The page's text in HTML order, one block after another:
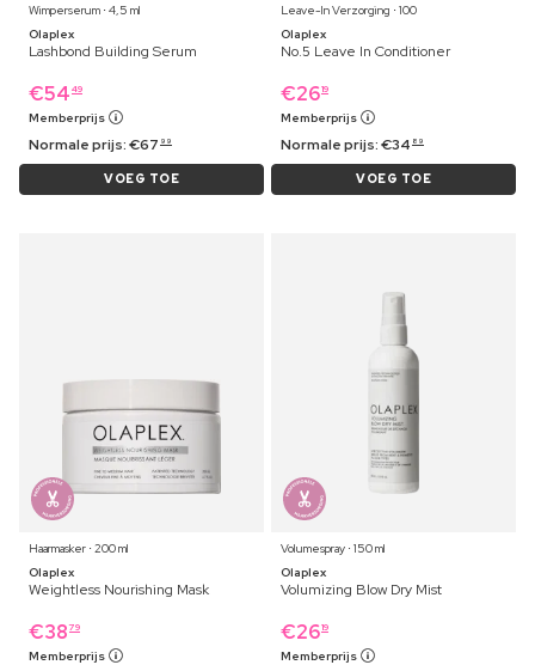
Wimperserum ⋅ 4,5 ml
Olaplex
Lashbond Building Serum
€54 49
Memberprijs
Normale prijs:€67 99
VOEG TOE
Leave-In Verzorging ⋅ 100
Olaplex
No.5 Leave In Conditioner
€2619
Memberprijs
Normale prijs:€34 89
VOEG TOE
Haarmasker ⋅ 200 ml
Olaplex
Weightless Nourishing Mask
€38 79
Memberprijs
Volumespray ⋅ 150 ml
Olaplex
Volumizing Blow Dry Mist
€2619
Memberprijs